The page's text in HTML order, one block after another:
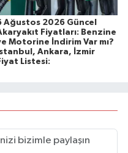
Ağustos 2026 Güncel
Fiyatları: Benzine
Motorine İndirim Var mı?
Ankara, İzmir
Listesi: